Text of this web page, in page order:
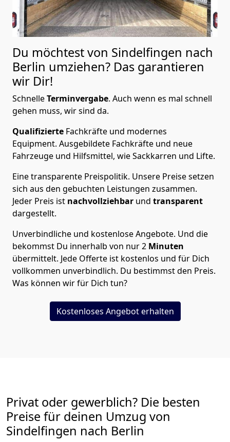
Du möchtest von Sindelfingen nach
Berlin umziehen? Das garantieren
wir Dir!
SchnelleTerminvergabe. Auch wenn es mal schnell
gehen muss, wir sind da.
Qualifizierte Fachkräfte und modernes
Equipment. Ausgebildete Fachkräfte und neue
Fahrzeuge und Hilfsmittel, wie Sackkarren und Lifte.
Eine transparente Preispolitik. Unsere Preise setzen
sich aus den gebuchten Leistungen zusammen.
Jeder Preis ist nachvollziehbar und transparent
dargestellt.
Unverbindliche und kostenlose Angebote. Und die
bekommst Du innerhalb von nur2 Minuten
übermittelt. Jede Offerte ist kostenlos und für Dich
vollkommen unverbindlich. Du bestimmst den Preis.
Was können wir für Dich tun?
Kostenloses Angebot erhalten
Privat oder gewerblich? Die besten
Preise für deinen Umzug von
Sindelfingen nach Berlin